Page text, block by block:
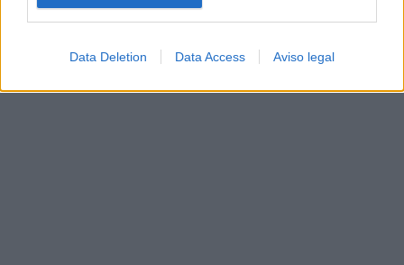
Data Deletion Data Access Aviso legal